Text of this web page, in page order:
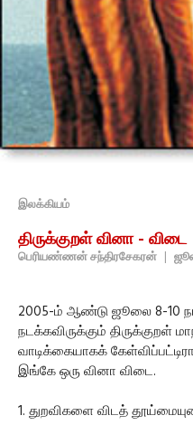
இலக்கியம்
திருக்குறள் வினா - விடை
பெரியண்ணன் சந்திரசேகரன் |
2005-ம் ஆண்டு ஜூலை 8-10
நடக்கவிருக்கும் திருக்குறள்
வாடிக்கையாகக்
இங்கே ஒரு வினா விடை.
1. துறவிகளை விடத்